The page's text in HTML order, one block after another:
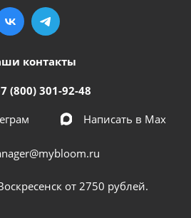
контакты
(800) 301-92-48
Написать в Мах
от 2750 рублей.